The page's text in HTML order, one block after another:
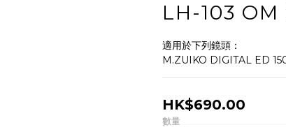
LH-103 OM
適用於下列鏡頭：
M.ZUIKO DIGITAL ED
HK$690.00
數量